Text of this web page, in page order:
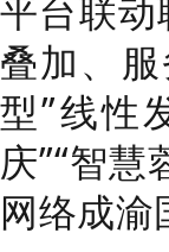
平台联
叠加、
型”线性
庆”“智
网络成渝